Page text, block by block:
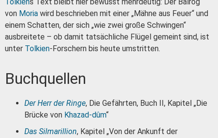
von Moria wird beschrieben mit einer „Mähne aus Feuer“ und
einem Schatten, der sich „wie zwei große Schwingen“
ausbreitete – ob damit tatsächliche Flügel gemeint sind, ist
unter Tolkien-Forschern bis heute umstritten.
Buchquellen
Der Herr der Ringe, Die Gefährten, Buch II, Kapitel „Die
Brücke von Khazad-dûm“
Das Silmarillion, Kapitel „Von der Ankunft der